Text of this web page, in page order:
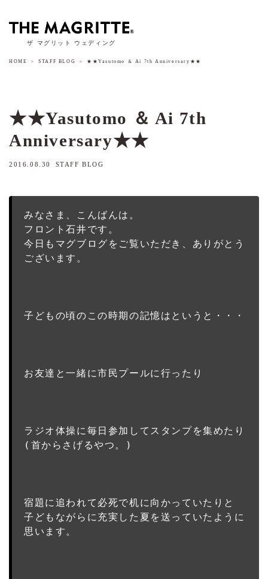
ザ マグリット ウェディング
HOME STAFF BLOG ★★Yasutomo ＆ Ai 7th Anniversary★★
★★Yasutomo ＆ Ai 7th
Anniversary★★
2016.08.30 STAFF BLOG
みなさま、こんばんは。
フロント石井です。
今日もマグブログをご覧いただき、ありがとう
ございます。
子どもの頃のこの時期の記憶はというと・・・
お友達と一緒に市民プールに行ったり
ラジオ体操に毎日参加してスタンプを集めたり
(首からさげるやつ。)
宿題に追われて必死で机に向かっていたりと
子どもながらに充実した夏を送っていたように
思います。